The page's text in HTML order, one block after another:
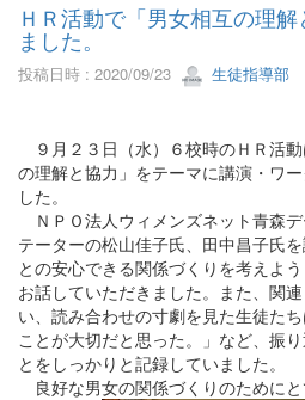
ＨＲ活動で「男女相互の理
ました。
投稿日時 : 2020/09/23 生徒指導部
９月２３日（水）６校時のＨＲ活
の理解と協力」をテーマに講演・ワ
した。
ＮＰＯ法人ウィメンズネット青森
テーターの松山佳子氏、田中昌子氏
との安心できる関係づくりを考えよ
お話していただきました。また、関
い、読み合わせの寸劇を見た生徒た
ことが大切だと思った。」など、振
とをしっかりと記録していました。
良好な男女の関係づくりのために